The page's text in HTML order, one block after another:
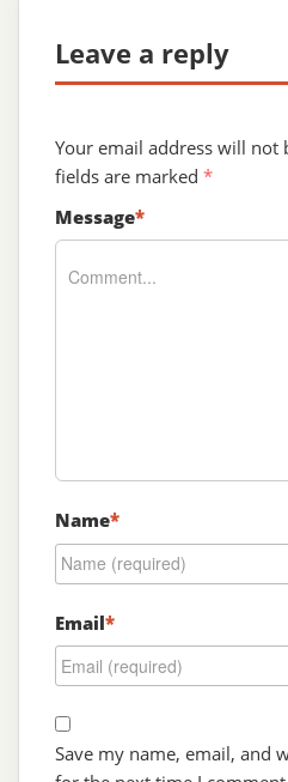
Leave a reply
Your email address will not
fields are marked *
Message*
Name*
Email*
Save my name, email, and